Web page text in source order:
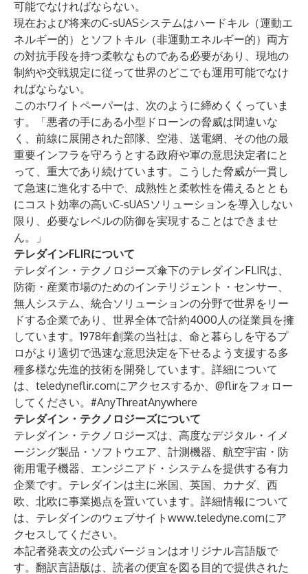
可能でなければならない。
現在および将来のC-sUASシステムはハードキル（運動エ
ネルギー的）とソフトキル（非運動エネルギー的）両方
の対抗手段を持つ柔軟なものである必要があり、現地の
制約や交戦規定に従って世界のどこでも運用可能でなけ
ればならない。
このホワイトペーパーは、次のように締めくくっていま
す。「悪者の手にある小型ドローンの脅威は間違いな
く、前線に展開された部隊、空港、送電網、その他の最
重要インフラを守ろうとする政府や軍の意思決定者にと
って、重大であり続けています。こうした脅威が一貫し
て急速に進化する中で、成熟性と柔軟性を備えるととも
にコスト効率の高いC-sUASソリューションを導入しない
限り、必要なレベルの防御を実現することはできませ
ん。」
テレダインFLIRについて
テレダイン・テクノロジーズ傘下のテレダインFLIRは、
防衛・産業市場のためのインテリジェント・センサー、
無人システム、統合ソリューションの分野で世界をリー
ドする企業であり、世界全体で計約4000人の従業員を擁
しています。1978年創業の当社は、命と暮らしを守るプ
ロがより適切で迅速な意思決定を下せるよう支援する多
種多様な先進的技術を開発しています。詳細について
は、 teledyneflir.comにアクセスするか、@flirをフォロー
してください。#AnyThreatAnywhere
テレダイン・テクノロジーズについて
テレダイン・テクノロジーズは、高度なデジタル・イメ
ージング製品・ソフトウエア、計測機器、航空宇宙・防
衛用電子機器、エンジニアド・システムを提供する有力
企業です。テレダインは主に米国、英国、カナダ、西
欧、北欧に事業拠点を置いています。詳細情報について
は、テレダインのウェブサイト www.teledyne.comにア
クセスしてください。
本記者発表文の公式バージョンはオリジナル言語版で
す。翻訳言語版は、読者の便宜を図る目的で提供された